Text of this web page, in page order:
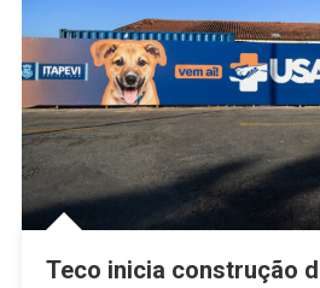
Teco inicia construção